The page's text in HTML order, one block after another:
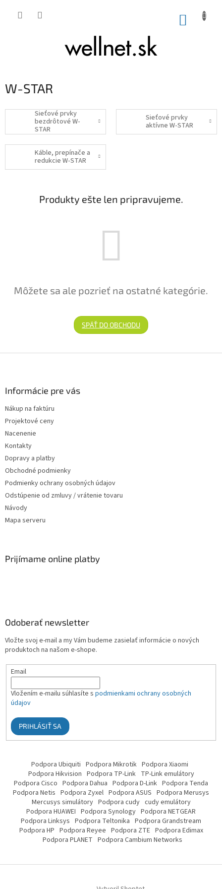
W-STAR
Sieťové prvky
bezdrôtové W-
STAR
Sieťové prvky
aktívne W-STAR
Káble, prepínače a
redukcie W-STAR
Produkty ešte len pripravujeme.
Môžete sa ale pozrieť na ostatné kategórie.
SPÄŤ DO OBCHODU
Informácie pre vás
Nákup na faktúru
Projektové ceny
Nacenenie
Kontakty
Dopravy a platby
Obchodné podmienky
Podmienky ochrany osobných údajov
Odstúpenie od zmluvy / vrátenie tovaru
Návody
Mapa serveru
Prijímame online platby
Odoberať newsletter
Vložte svoj e-mail a my Vám budeme zasielať informácie o nových
produktoch na našom e-shope.
Email
Vložením e-mailu súhlasíte s podmienkami ochrany osobných
údajov
PRIHLÁSIŤ SA
Podpora Ubiquiti Podpora Mikrotik Podpora Xiaomi
Podpora Hikvision Podpora TP-Link TP-Link emulátory
Podpora Cisco Podpora Dahua Podpora D-Link Podpora Tenda
Podpora Netis Podpora Zyxel Podpora ASUS Podpora Merusys
Mercusys simulátory Podpora cudy cudy emulátory
Podpora HUAWEI Podpora Synology Podpora NETGEAR
Podpora Linksys Podpora Teltonika Podpora Grandstream
Podpora HP Podpora Reyee Podpora ZTE Podpora Edimax
Podpora PLANET Podpora Cambium Networks